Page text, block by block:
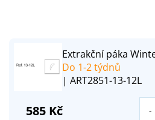
Extrakční páka
Do 1-2 týdnů
| ART2851-13-12L
585 Kč